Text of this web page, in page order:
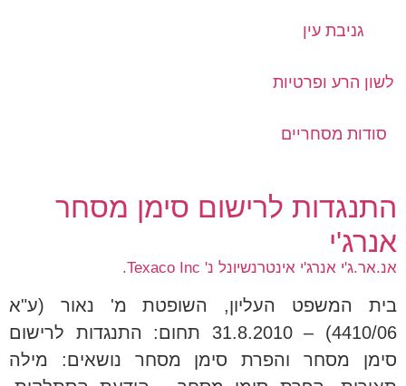
גניבת עין
לשון הרע ופרטיות
סודות מסחריים
התנגדות לרישום סימן מסחר
אנרג'י
אנ.אר.ג'י אנרג'י אינטרנשיונל נ' Texaco Inc.
בית המשפט העליון, השופטת מ' נאור (ע"א
4410/06) – 31.8.2010 תחום: התנגדות לרישום
סימן מסחר והפרת סימן מסחר נושאים: מילה